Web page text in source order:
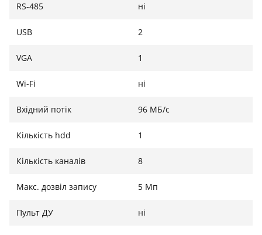
RS-485 ні
USB 2
VGA 1
Wi-Fi ні
Вхідний потік 96 МБ/с
Кількість hdd 1
Кількість каналів 8
Макс. дозвіл запису 5 Мп
Пульт ДУ ні